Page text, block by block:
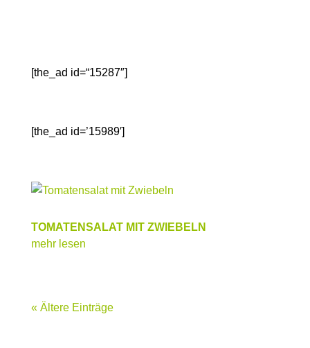
[the_ad id=“15287″]
[the_ad id=’15989′]
TOMATENSALAT MIT ZWIEBELN
mehr lesen
« Ältere Einträge